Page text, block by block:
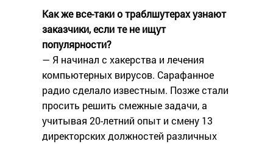
Как же все-таки о траблшутерах узнают
заказчики, если те не ищут
популярности?
— Я начинал с хакерства и лечения
компьютерных вирусов. Сарафанное
радио сделало известным. Позже стали
просить решить смежные задачи, а
учитывая 20-летний опыт и смену 13
директорских должностей различных